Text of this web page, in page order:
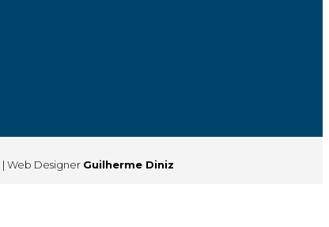
| Web Designer Guilherme Diniz